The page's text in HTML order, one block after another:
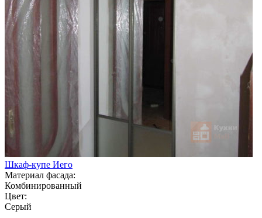
Шкаф-купе Иего
Материал фасада:
Комбинированный
Цвет:
Серый